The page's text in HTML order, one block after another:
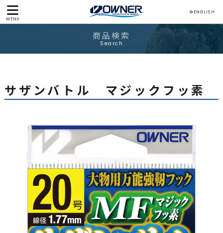
MENU
ENGLISH
商品検索
Search
サザンバトル マジックフッ素